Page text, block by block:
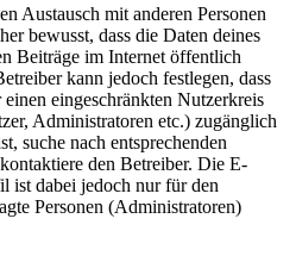
Austausch mit anderen Personen
bewusst, dass die Daten deines
Beiträge im Internet öffentlich
kann jedoch festlegen, dass
eingeschränkten Nutzerkreis
Administratoren etc.) zugänglich
suche nach entsprechenden
den Betreiber. Die E-
ist dabei jedoch nur für den
Personen (Administratoren)